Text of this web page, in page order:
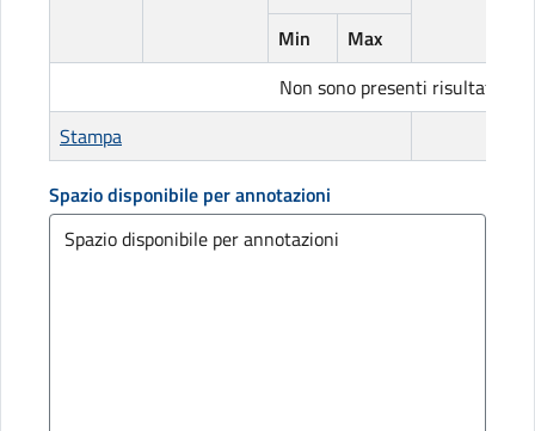
Min
Max
Non sono presenti risultati
Stampa
Spazio disponibile per annotazioni